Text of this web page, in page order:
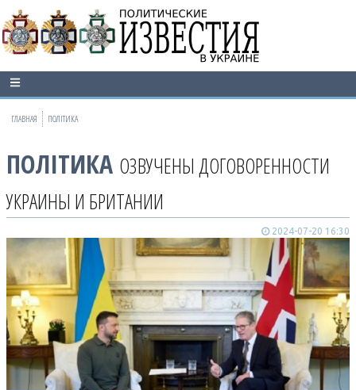
ГЛАВНАЯ ПОЛІТИКА
ПОЛІТИКА ОЗВУЧЕНЫ ДОГОВОРЕННОСТИ
УКРАИНЫ И БРИТАНИИ
2024-07-20 16:30